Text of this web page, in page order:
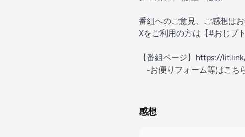
番組へのご意見、ご感想は
Xをご利用の方は【#おじプ
【番組ページ】⁠⁠⁠⁠⁠⁠⁠⁠⁠⁠⁠⁠⁠⁠⁠⁠⁠⁠⁠⁠⁠⁠⁠⁠⁠⁠⁠https://
-お便りフォーム等はこち
感想